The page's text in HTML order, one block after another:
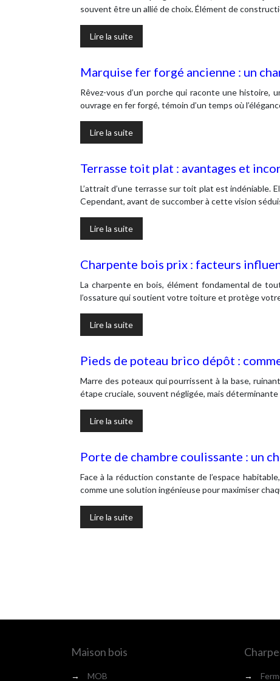
souvent être un allié de choix. Élément de
Lire la suite
Marquise fer forgé ancienne : un
Rêvez-vous d’un porche qui raconte une histoire,
ouvrage en fer forgé, témoin d’un temps où
Lire la suite
Terrasse toit plat : avantages et
L’attrait d’une terrasse sur toit plat est indéniable.
Cependant, avant de succomber à cette vision
Lire la suite
Charpente bois prix : facteurs
La charpente en bois, élément fondamental de
l’ossature qui soutient votre toiture et protège
Lire la suite
Pieds de poteau brico dépôt :
Marre des poteaux qui pourrissent à la base,
étape cruciale, souvent négligée, mais
Lire la suite
Porte de chambre coulissante : un
Face à la réduction constante de l’espace
comme une solution ingénieuse pour maximiser
Lire la suite
Maison bois
→ MOB →